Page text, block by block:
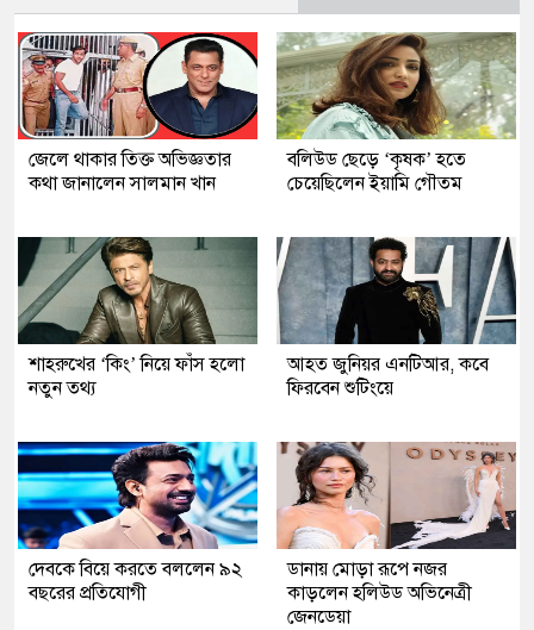
জেলে থাকার তিক্ত অভিজ্ঞতার
কথা জানালেন সালমান খান
বলিউড ছেড়ে ‘কৃষক’ হতে
চেয়েছিলেন ইয়ামি গৌতম
শাহরুখের ‘কিং’ নিয়ে ফাঁস হলো
নতুন তথ্য
আহত জুনিয়র এনটিআর, কবে
ফিরবেন শুটিংয়ে
দেবকে বিয়ে করতে বললেন ৯২
বছরের প্রতিযোগী
ডানায় মোড়া রূপে নজর
কাড়লেন হলিউড অভিনেত্রী
জেনডেয়া